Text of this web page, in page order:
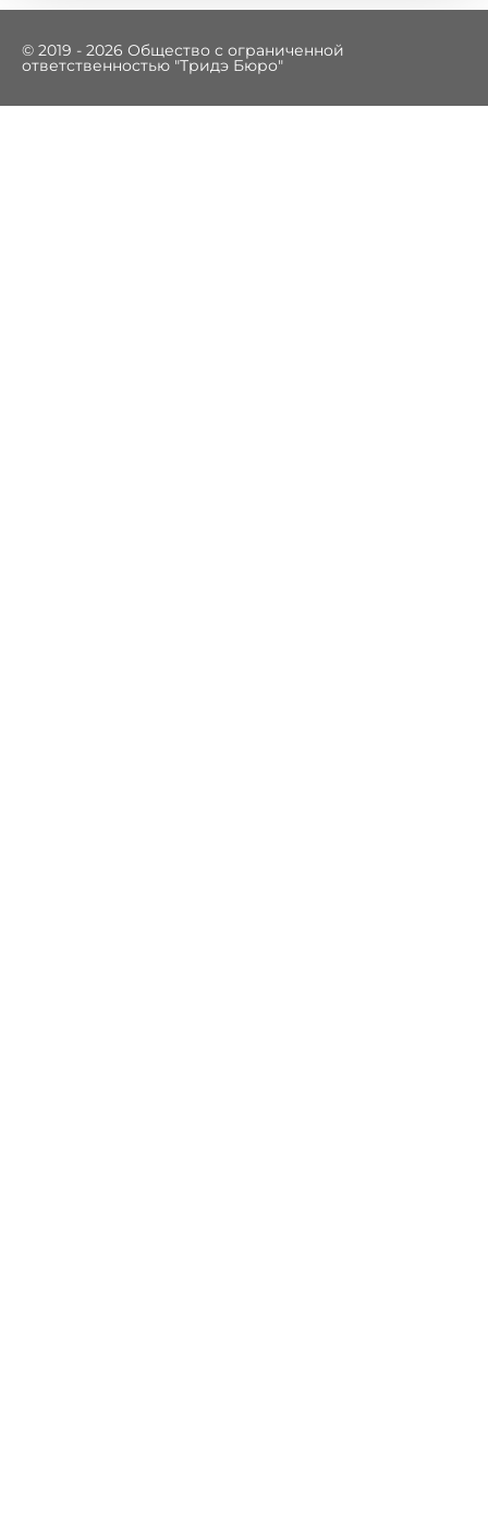
© 2019 - 2026 Общество с ограниченной
ответственностью "Тридэ Бюро"